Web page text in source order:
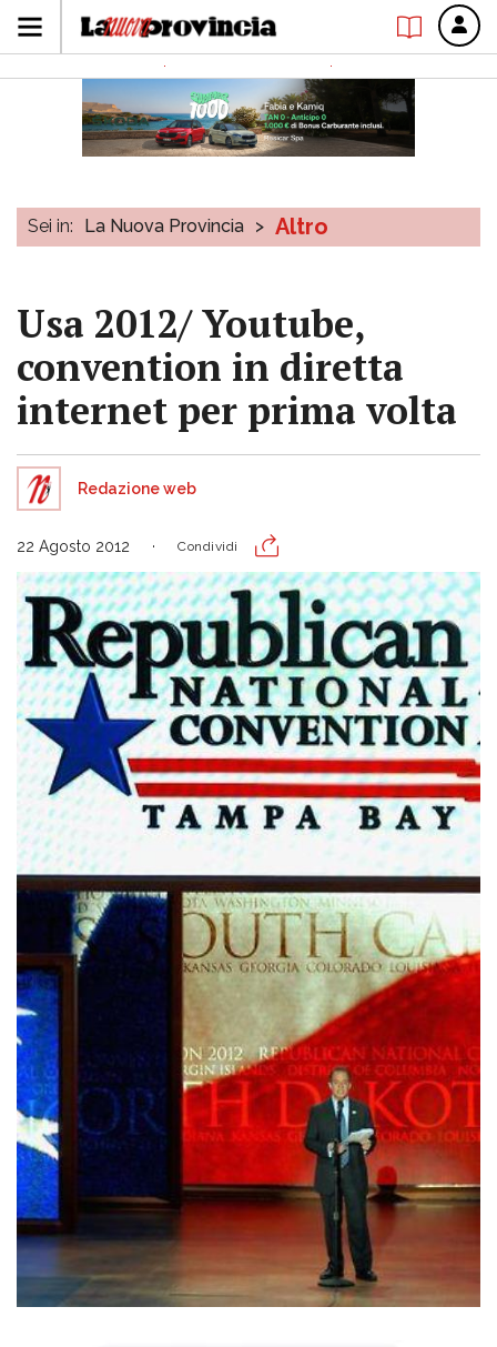
Sei in: La Nuova Provincia > Altro
Usa 2012/ Youtube,
convention in diretta
internet per prima volta
Redazione web
22 Agosto 2012 Condividi